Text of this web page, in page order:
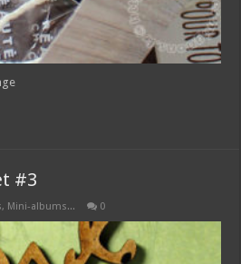
#3
Mini-albums... 0